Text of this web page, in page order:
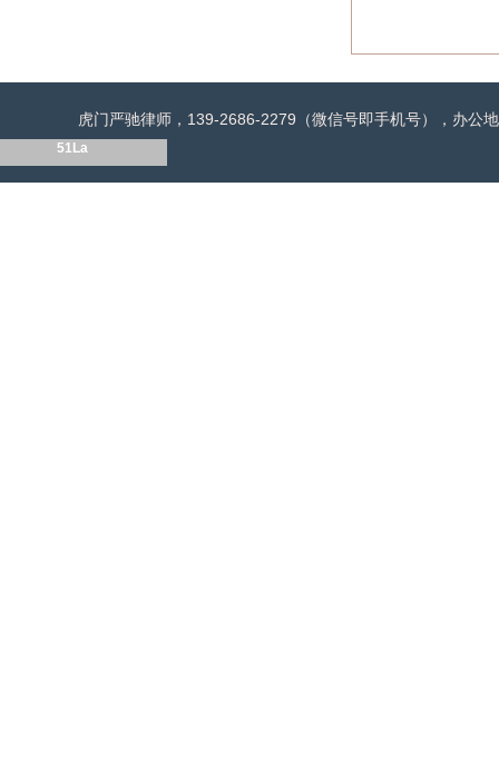
虎门严驰律师，139-2686-2279（微信号即手机号），办公
51La